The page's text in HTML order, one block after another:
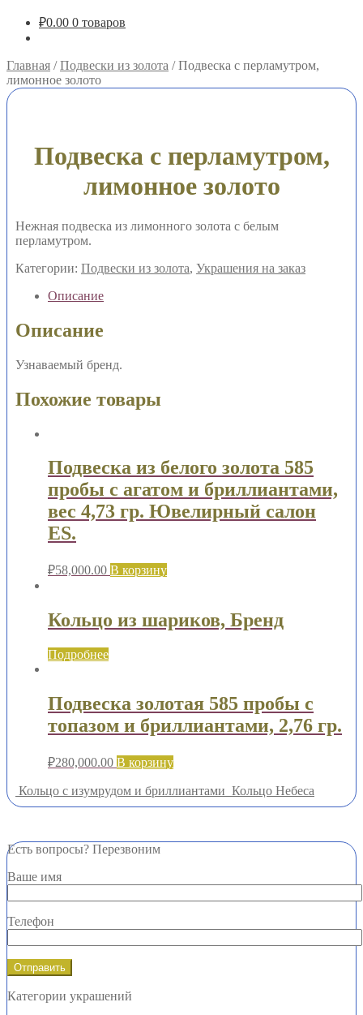
₽0.00 0 товаров
Главная /Подвески из золота /Подвеска с перламутром,
лимонное золото
Подвеска с перламутром,
лимонное золото
Нежная подвеска из лимонного золота с белым
перламутром.
Категории: Подвески из золота, Украшения на заказ
Описание
Описание
Узнаваемый бренд.
Похожие товары
Подвеска из белого золота 585
пробы с агатом и бриллиантами,
вес 4,73 гр. Ювелирный салон
ES.
₽58,000.00 В корзину
Кольцо из шариков, Бренд
Подробнее
Подвеска золотая 585 пробы с
топазом и бриллиантами, 2,76 гр.
₽280,000.00 В корзину
Кольцо с изумрудом и бриллиантами Кольцо Небеса
Есть вопросы? Перезвоним
Ваше имя
Телефон
Категории украшений